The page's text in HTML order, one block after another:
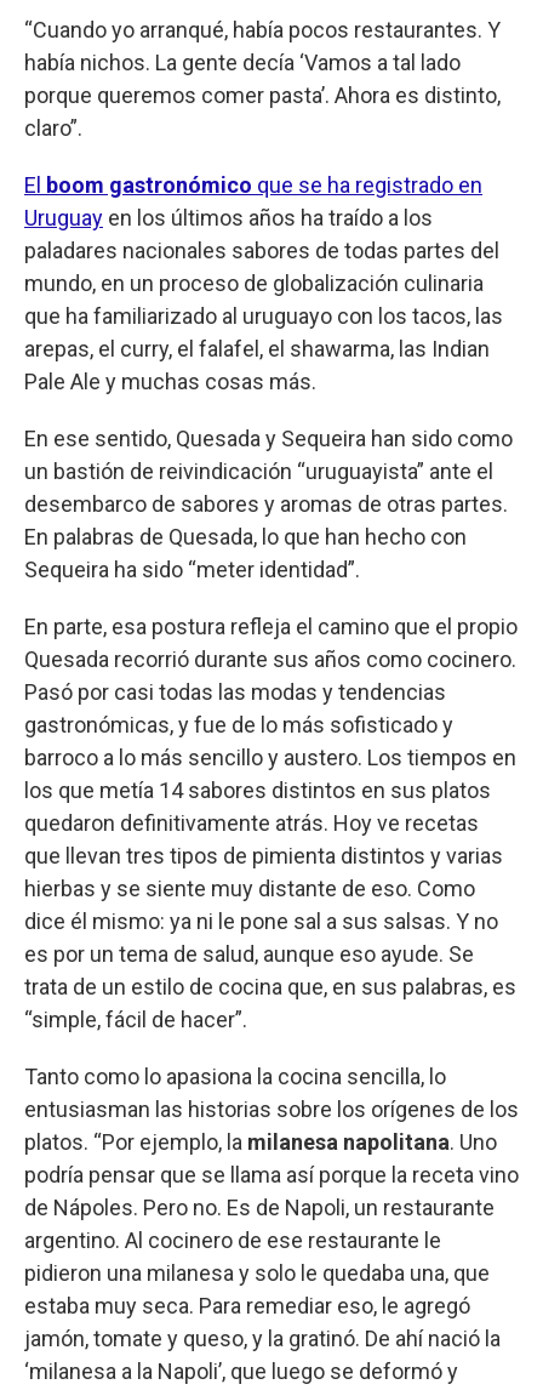
“Cuando yo arranqué, había pocos restaurantes. Y
había nichos. La gente decía ‘Vamos a tal lado
porque queremos comer pasta’. Ahora es distinto,
claro”.
El boom gastronómico que se ha registrado en
Uruguay en los últimos años ha traído a los
paladares nacionales sabores de todas partes del
mundo, en un proceso de globalización culinaria
que ha familiarizado al uruguayo con los tacos, las
arepas, el curry, el falafel, el shawarma, las Indian
Pale Ale y muchas cosas más.
En ese sentido, Quesada y Sequeira han sido como
un bastión de reivindicación “uruguayista” ante el
desembarco de sabores y aromas de otras partes.
En palabras de Quesada, lo que han hecho con
Sequeira ha sido “meter identidad”.
En parte, esa postura refleja el camino que el propio
Quesada recorrió durante sus años como cocinero.
Pasó por casi todas las modas y tendencias
gastronómicas, y fue de lo más sofisticado y
barroco a lo más sencillo y austero. Los tiempos en
los que metía 14 sabores distintos en sus platos
quedaron definitivamente atrás. Hoy ve recetas
que llevan tres tipos de pimienta distintos y varias
hierbas y se siente muy distante de eso. Como
dice él mismo: ya ni le pone sal a sus salsas. Y no
es por un tema de salud, aunque eso ayude. Se
trata de un estilo de cocina que, en sus palabras, es
“simple, fácil de hacer”.
Tanto como lo apasiona la cocina sencilla, lo
entusiasman las historias sobre los orígenes de los
platos. “Por ejemplo, la milanesa napolitana. Uno
podría pensar que se llama así porque la receta vino
de Nápoles. Pero no. Es de Napoli, un restaurante
argentino. Al cocinero de ese restaurante le
pidieron una milanesa y solo le quedaba una, que
estaba muy seca. Para remediar eso, le agregó
jamón, tomate y queso, y la gratinó. De ahí nació la
‘milanesa a la Napoli’, que luego se deformó y